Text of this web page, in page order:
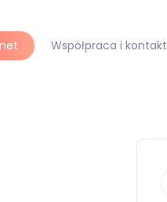
Współpraca i kontakt